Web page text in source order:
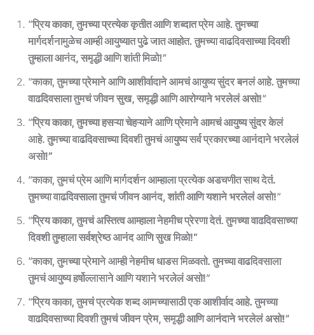
“प्रिय काका, तुमच्या प्रत्येक कृतीत आणि शब्दात प्रेम आहे. तुमच्या
मार्गदर्शनामुळेच आम्ही आयुष्यात पुढे जात आहोत. तुमच्या वाढदिवसाच्या दिवशी
तुम्हाला आनंद, समृद्धी आणि शांती मिळो!”
“काका, तुमच्या प्रेमाने आणि आशीर्वादाने आमचं आयुष्य सुंदर बनलं आहे. तुमच्या
वाढदिवसाला तुमचं जीवन सुख, समृद्धी आणि आरोग्याने भरलेलं असो!”
“प्रिय काका, तुमच्या हसऱ्या चेहऱ्याने आणि प्रेमाने आमचं आयुष्य सुंदर केलं
आहे. तुमच्या वाढदिवसाच्या दिवशी तुमचं आयुष्य सर्व प्रकारच्या आनंदाने भरलेलं
असो!”
“काका, तुमचं प्रेम आणि मार्गदर्शन आम्हाला प्रत्येक अडचणीत साथ देतं.
तुमच्या वाढदिवसाला तुमचं जीवन आनंद, शांती आणि यशाने भरलेलं असो!”
“प्रिय काका, तुमचं अस्तित्व आम्हाला नेहमीच प्रेरणा देतं. तुमच्या वाढदिवसाच्या
दिवशी तुम्हाला सर्वश्रेष्ठ आनंद आणि सुख मिळो!”
“काका, तुमच्या प्रेमाने आम्ही नेहमीच धाडस मिळवतो. तुमच्या वाढदिवसाला
तुमचं आयुष्य हर्षोल्लासाने आणि यशाने भरलेलं असो!”
“प्रिय काका, तुमचं प्रत्येक शब्द आमच्यासाठी एक आशीर्वाद आहे. तुमच्या
वाढदिवसाच्या दिवशी तुमचं जीवन प्रेम, समृद्धी आणि आनंदाने भरलेलं असो!”